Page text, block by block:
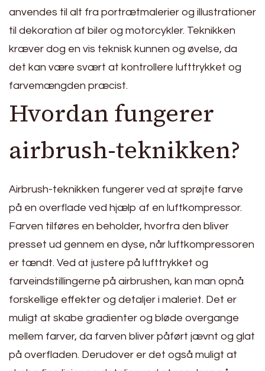
anvendes til alt fra portrætmalerier og illustrationer
til dekoration af biler og motorcykler. Teknikken
kræver dog en vis teknisk kunnen og øvelse, da
det kan være svært at kontrollere lufttrykket og
farvemængden præcist.
Hvordan fungerer
airbrush-teknikken?
Airbrush-teknikken fungerer ved at sprøjte farve
på en overflade ved hjælp af en luftkompressor.
Farven tilføres en beholder, hvorfra den bliver
presset ud gennem en dyse, når luftkompressoren
er tændt. Ved at justere på lufttrykket og
farveindstillingerne på airbrushen, kan man opnå
forskellige effekter og detaljer i maleriet. Det er
muligt at skabe gradienter og bløde overgange
mellem farver, da farven bliver påført jævnt og glat
på overfladen. Derudover er det også muligt at